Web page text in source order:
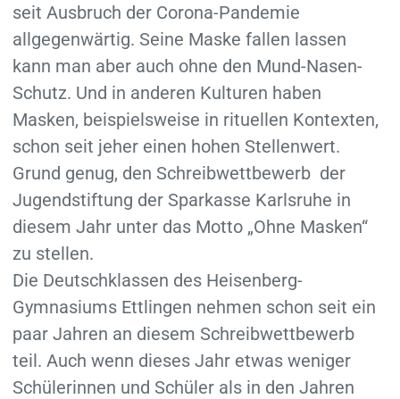
seit Ausbruch der Corona-Pandemie
allgegenwärtig. Seine Maske fallen lassen
kann man aber auch ohne den Mund-Nasen-
Schutz. Und in anderen Kulturen haben
Masken, beispielsweise in rituellen Kontexten,
schon seit jeher einen hohen Stellenwert.
Grund genug, den Schreibwettbewerb der
Jugendstiftung der Sparkasse Karlsruhe in
diesem Jahr unter das Motto „Ohne Masken“
zu stellen.
Die Deutschklassen des Heisenberg-
Gymnasiums Ettlingen nehmen schon seit ein
paar Jahren an diesem Schreibwettbewerb
teil. Auch wenn dieses Jahr etwas weniger
Schülerinnen und Schüler als in den Jahren